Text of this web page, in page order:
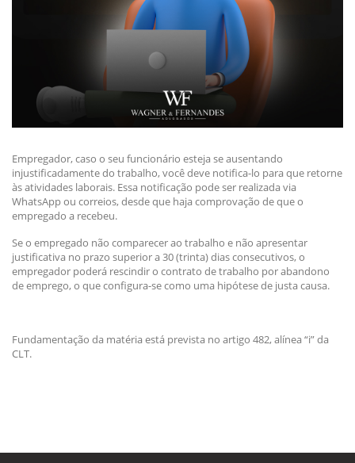
Empregador, caso o seu funcionário esteja se ausentando
injustificadamente do trabalho, você deve notifica-lo para que retorne
às atividades laborais. Essa notificação pode ser realizada via
WhatsApp ou correios, desde que haja comprovação de que o
empregado a recebeu.
Se o empregado não comparecer ao trabalho e não apresentar
justificativa no prazo superior a 30 (trinta) dias consecutivos, o
empregador poderá rescindir o contrato de trabalho por abandono
de emprego, o que configura-se como uma hipótese de justa causa.
Fundamentação da matéria está prevista no artigo 482, alínea “i” da
CLT.